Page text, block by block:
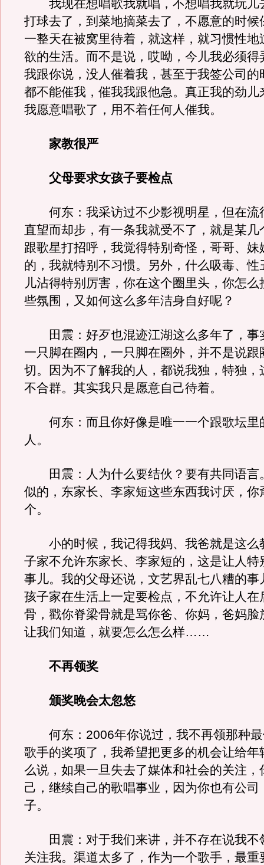
我现在想唱歌我就唱，不想唱我就玩儿
打球去了，到菜地摘菜去了，不愿意的时候
一整天在被窝里待着，就这样，就习惯性地
欲的生活。而不是说，哎呦，今儿我必须得
我跟你说，没人催着我，甚至于我签公司的
都不能催我，催我我跟他急。真正我的劲儿
我愿意唱歌了，用不着任何人催我。
家教很严
父母要求女孩子要检点
何东：我采访过不少影视明星，但在流
直望而却步，有一条我就受不了，就是某几
跟歌星打招呼，我觉得特别奇怪，哥哥、妹
的，我就特别不习惯。另外，什么吸毒、性
儿沾得特别厉害，你在这个圈里头，你怎么
些氛围，又如何这么多年洁身自好呢？
田震：好歹也混迹江湖这么多年了，事
一只脚在圈内，一只脚在圈外，并不是说跟
切。因为不了解我的人，都说我独，特独，
不合群。其实我只是愿意自己待着。
何东：而且你好像是唯一一个跟歌坛里
人。
田震：人为什么要结伙？要有共同语言
似的，东家长、李家短这些东西我讨厌，你
个。
小的时候，我记得我妈、我爸就是这么
子家不允许东家长、李家短的，这是让人特
事儿。我的父母还说，文艺界乱七八糟的事
孩子家在生活上一定要检点，不允许让人在
骨，戳你脊梁骨就是骂你爸、你妈，爸妈脸
让我们知道，就要怎么怎么样……
不再领奖
颁奖晚会太忽悠
何东：2006年你说过，我不再领那种最
歌手的奖项了，我希望把更多的机会让给年
么说，如果一旦失去了媒体和社会的关注，
己，继续自己的歌唱事业，因为你也有公司
子。
田震：对于我们来讲，并不存在说我不
关注我。渠道太多了，作为一个歌手，最重